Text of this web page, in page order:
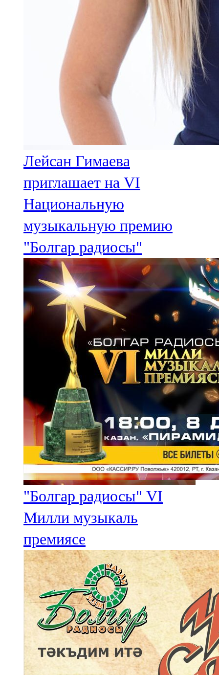
Лейсан Гимаева
приглашает на VI
Национальную
музыкальную премию
"Болгар радиосы"
"Болгар радиосы" VI
Милли музыкаль
премиясе